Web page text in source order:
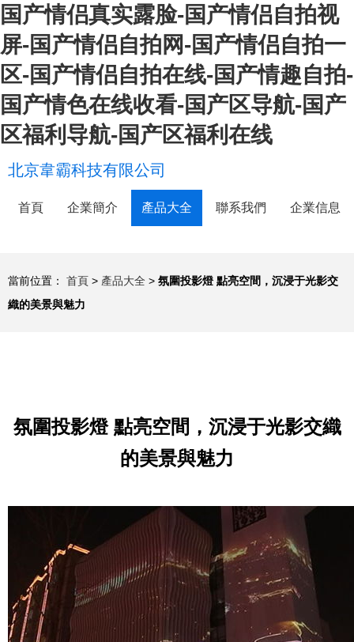
国产情侣真实露脸-国产情侣自拍视
屏-国产情侣自拍网-国产情侣自拍一
区-国产情侣自拍在线-国产情趣自拍-
国产情色在线收看-国产区导航-国产
区福利导航-国产区福利在线
北京韋霸科技有限公司
首頁 企業簡介 產品大全 聯系我們 企業信息
當前位置： 首頁 > 產品大全 > 氛圍投影燈 點亮空間，沉浸于光影交
織的美景與魅力
氛圍投影燈 點亮空間，沉浸于光影交織
的美景與魅力